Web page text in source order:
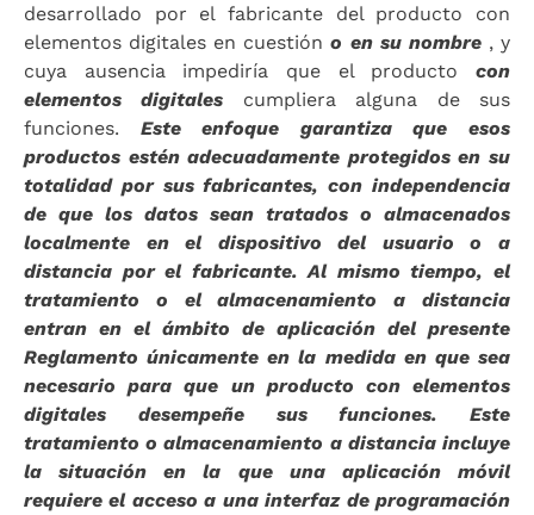
desarrollado por el fabricante del producto con
elementos digitales en cuestióno en su nombre , y
cuya ausencia impediría que el producto con
elementos digitales cumpliera alguna de sus
funciones. Este enfoque garantiza que esos
productos estén adecuadamente protegidos en su
totalidad por sus fabricantes, con independencia
de que los datos sean tratados o almacenados
localmente en el dispositivo del usuario o a
distancia por el fabricante. Al mismo tiempo, el
tratamiento o el almacenamiento a distancia
entran en el ámbito de aplicación del presente
Reglamento únicamente en la medida en que sea
necesario para que un producto con elementos
digitales desempeñe sus funciones. Este
tratamiento o almacenamiento a distancia incluye
la situación en la que una aplicación móvil
requiere el acceso a una interfaz de programación